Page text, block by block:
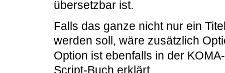
übersetzbar ist.
Falls das ganze nicht nur ein
werden soll, wäre zusätzlich
Option ist ebenfalls in der
Script-Buch erklärt.